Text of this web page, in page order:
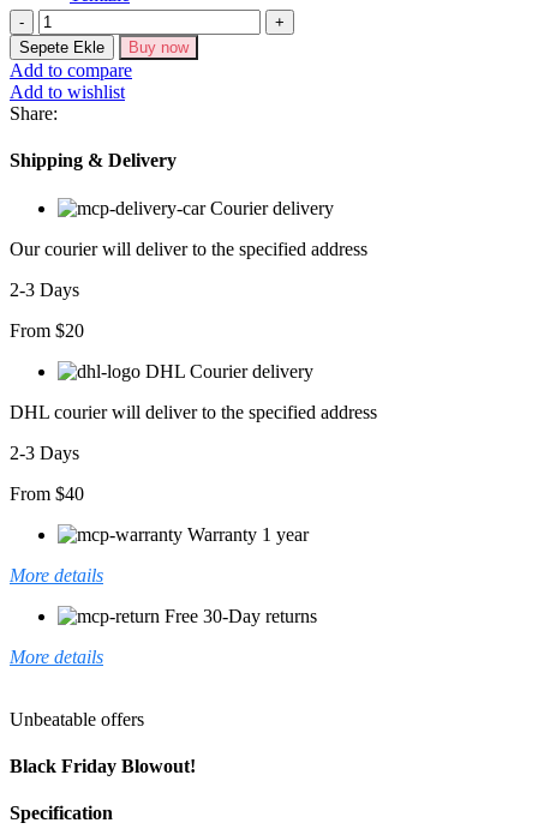
Millie
Sırt
Dekolteli
Elbise
adet
Sepete Ekle Buy now
Add to compare
Add to wishlist
Share:
Shipping & Delivery
Courier delivery
Our courier will deliver to the specified address
2-3 Days
From $20
DHL Courier delivery
DHL courier will deliver to the specified address
2-3 Days
From $40
Warranty 1 year
More details
Free 30-Day returns
More details
Unbeatable offers
Black Friday Blowout!
Specification